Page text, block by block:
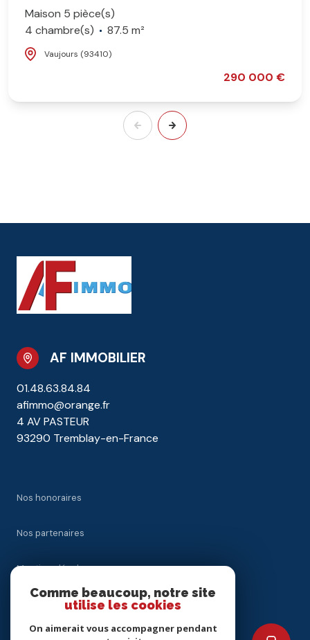
Maison 5 pièce(s)
4 chambre(s)
87.5 m²
Vaujours (93410)
290 000 €
AF IMMOBILIER
01.48.63.84.84
afimmo@orange.fr
4 AV PASTEUR
93290 Tremblay-en-France
Nos honoraires
Nos partenaires
Mentions légales
Comme beaucoup, notre site
utilise les cookies
On aimerait vous accompagner pendant